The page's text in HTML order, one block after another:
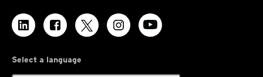
Select a language